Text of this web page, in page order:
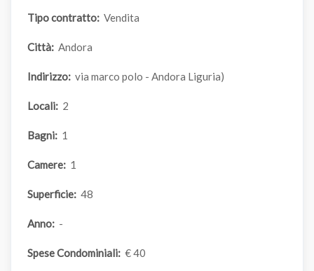
Tipo contratto: Vendita
Città: Andora
Indirizzo: via marco polo - Andora Liguria)
Locali: 2
Bagni: 1
Camere: 1
Superficie: 48
Anno: -
Spese Condominiali: € 40